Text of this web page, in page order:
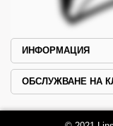
ИНФОРМАЦИЯ
ОБСЛУЖВАНЕ НА